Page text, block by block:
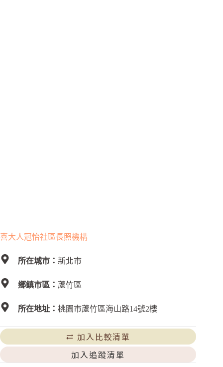
喜大人冠怡社區長照機構
所在城市： 新北市
鄉鎮市區： 蘆竹區
所在地址： 桃園市蘆竹區海山路14號2樓
加入比較清單
加入追蹤清單